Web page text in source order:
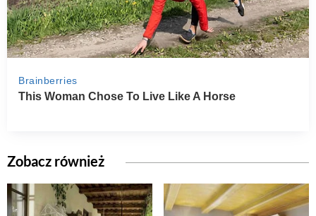
Zobacz również